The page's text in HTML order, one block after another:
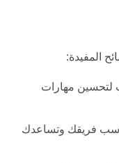
المفيدة:
لتحسين مهارات
فريقك وتساعدك